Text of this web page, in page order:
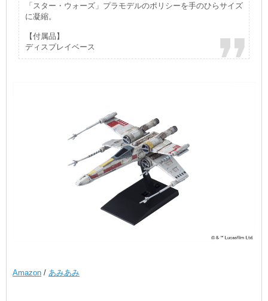
「スター・ウォーズ」プラモデルのポリシーを手のひらサイズ
に凝縮。
【付属品】
ディスプレイベース
Amazon / あみあみ